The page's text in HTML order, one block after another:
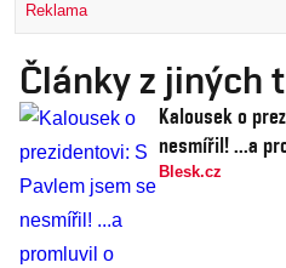
Reklama
Články z jiných
Kalousek o
nesmířil! ...a
Blesk.cz